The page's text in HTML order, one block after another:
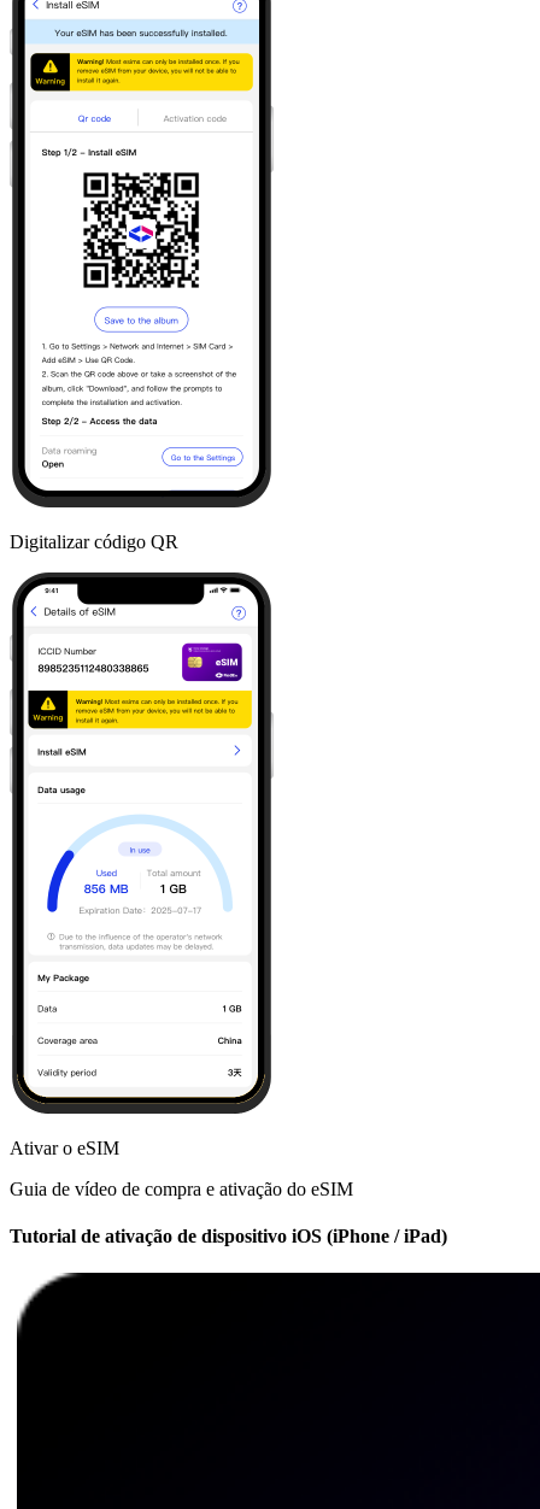
Digitalizar código QR
Ativar o eSIM
Guia de vídeo de compra e ativação do eSIM
Tutorial de ativação de dispositivo iOS (iPhone / iPad)